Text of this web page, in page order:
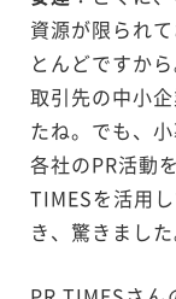
資源が限られ
とんどですか
取引先の中小企
たね。でも、
各社のPR活動
TIMESを活用
き、驚きました